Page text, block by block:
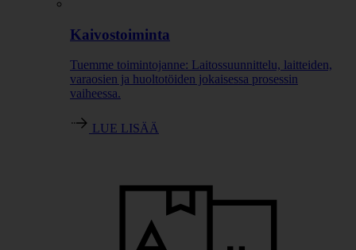
Kaivostoiminta
Tuemme toimintojanne: Laitossuunnittelu, laitteiden,
varaosien ja huoltotöiden jokaisessa prosessin
vaiheessa.
LUE LISÄÄ